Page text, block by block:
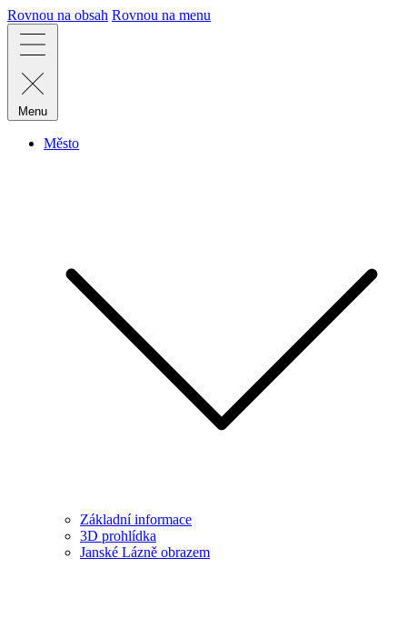
Rovnou na obsah Rovnou na menu
Menu
Město
Základní informace
3D prohlídka
Janské Lázně obrazem